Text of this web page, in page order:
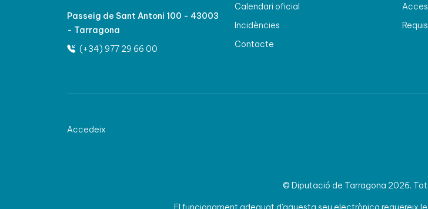
Passeig de Sant Antoni 100 - 43003
- Tarragona
(+34) 977 29 66 00
Calendari oficial
Incidències
Contacte
Accedeix
© Diputació de Tarragona 2026.